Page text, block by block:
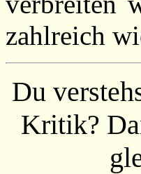
zahlreich
Du
Kritik?